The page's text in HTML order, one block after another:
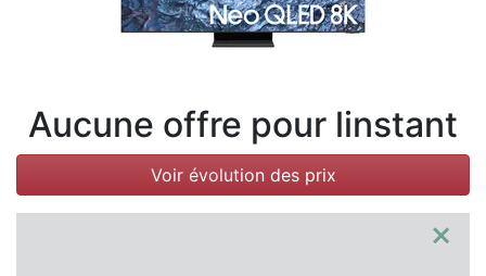
Aucune offre pour linstant
Voir évolution des prix
×